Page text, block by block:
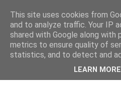
This site uses cookies from
and to analyze traffic. Your IP
shared with Google along with
metrics to ensure quality of
statistics, and to detect and
LEARN MORE